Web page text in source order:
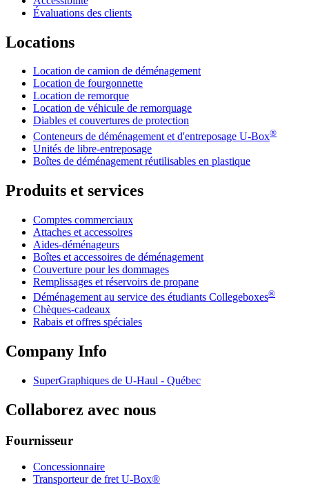
Évaluations des clients
Locations
Location de camion de déménagement
Location de fourgonnette
Location de remorque
Location de véhicule de remorquage
Diables et couvertures de protection
Conteneurs de déménagement et d'entreposage U-Box®
Unités de libre-entreposage
Boîtes de déménagement réutilisables en plastique
Produits et services
Comptes commerciaux
Attaches et accessoires
Aides-déménageurs
Boîtes et accessoires de déménagement
Couverture pour les dommages
Remplissages et réservoirs de propane
Déménagement au service des étudiants Collegeboxes®
Chèques-cadeaux
Rabais et offres spéciales
Company Info
SuperGraphiques de U-Haul - Québec
Collaborez avec nous
Fournisseur
Concessionnaire
Transporteur de fret U-Box®